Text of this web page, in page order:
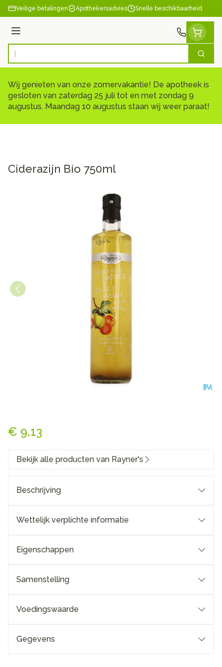
Ga naar de inhoud
Veilige betalingen Apothekersadvies Snelle beschikbaarheid
Menu
Product, merk, categorie... Zoek
Wij genieten van onze zomervakantie! De apotheek is
gesloten van zaterdag 25 juli tot en met zondag 9
augustus. Maandag 10 augustus staan wij weer paraat!
Ciderazijn Bio 750ml
€ 9,13
Bekijk alle producten van Rayner's
Beschrijving
Wettelijk verplichte informatie
Eigenschappen
Samenstelling
Voedingswaarde
Gegevens